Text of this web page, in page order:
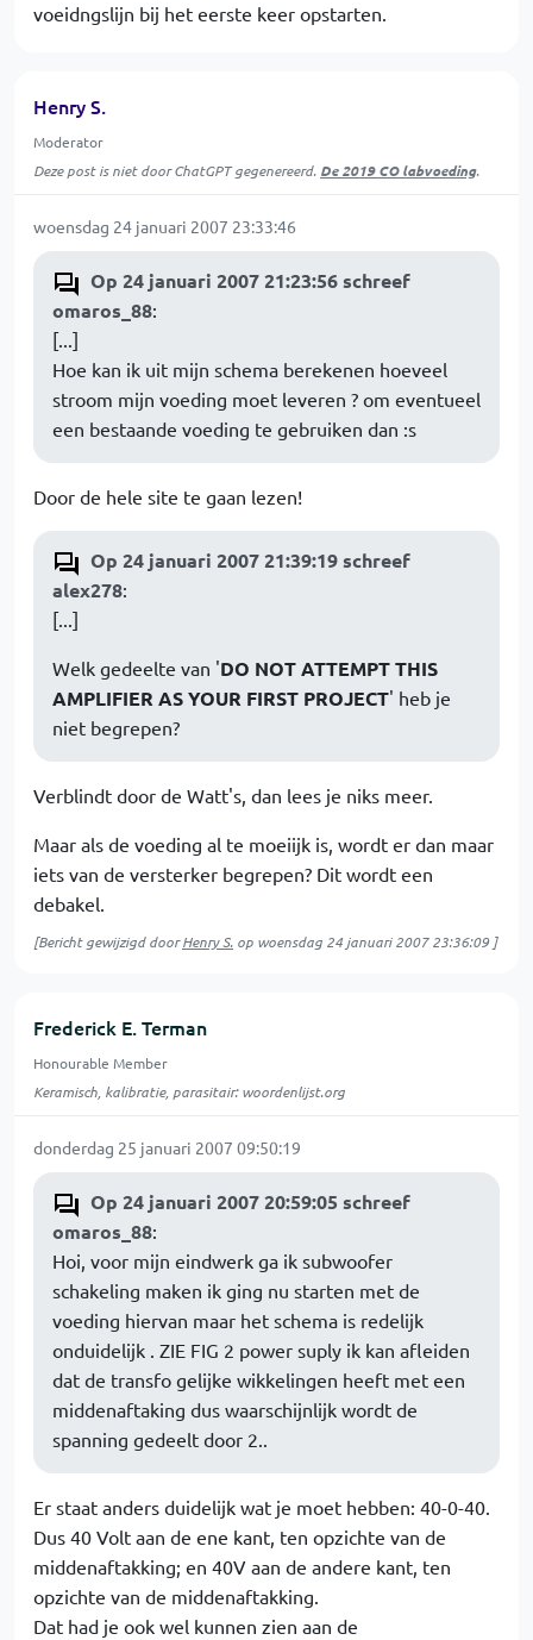
voeidngslijn bij het eerste keer opstarten.
Henry S.
Moderator
Deze post is niet door ChatGPT gegenereerd. De 2019 CO labvoeding.
woensdag 24 januari 2007 23:33:46
Op 24 januari 2007 21:23:56 schreef
omaros_88:
[...]
Hoe kan ik uit mijn schema berekenen hoeveel
stroom mijn voeding moet leveren ? om eventueel
een bestaande voeding te gebruiken dan :s
Door de hele site te gaan lezen!
Op 24 januari 2007 21:39:19 schreef
alex278:
[...]
Welk gedeelte van 'DO NOT ATTEMPT THIS
AMPLIFIER AS YOUR FIRST PROJECT' heb je
niet begrepen?
Verblindt door de Watt's, dan lees je niks meer.
Maar als de voeding al te moeiijk is, wordt er dan maar
iets van de versterker begrepen? Dit wordt een
debakel.
[Bericht gewijzigd doorHenry S. op woensdag 24 januari 2007 23:36:09]
Frederick E. Terman
Honourable Member
Keramisch, kalibratie, parasitair: woordenlijst.org
donderdag 25 januari 2007 09:50:19
Op 24 januari 2007 20:59:05 schreef
omaros_88:
Hoi, voor mijn eindwerk ga ik subwoofer
schakeling maken ik ging nu starten met de
voeding hiervan maar het schema is redelijk
onduidelijk . ZIE FIG 2 power suply ik kan afleiden
dat de transfo gelijke wikkelingen heeft met een
middenaftaking dus waarschijnlijk wordt de
spanning gedeelt door 2..
Er staat anders duidelijk wat je moet hebben: 40-0-40.
Dus 40 Volt aan de ene kant, ten opzichte van de
middenaftakking; en 40V aan de andere kant, ten
opzichte van de middenaftakking.
Dat had je ook wel kunnen zien aan de